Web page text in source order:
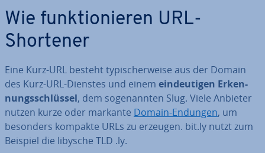
Wie funk­tio­nie­ren URL-
Shortener
Eine Kurz-URL besteht ty­pi­scher­wei­se aus der Domain
des Kurz-URL-Dienstes und einem ein­deu­ti­gen Er­ken­
nungs­schlüs­sel, dem so­ge­nann­ten Slug. Viele Anbieter
nutzen kurze oder markante Domain-Endungen, um
besonders kompakte URLs zu erzeugen. bit.ly nutzt zum
Beispiel die libysche TLD .ly.